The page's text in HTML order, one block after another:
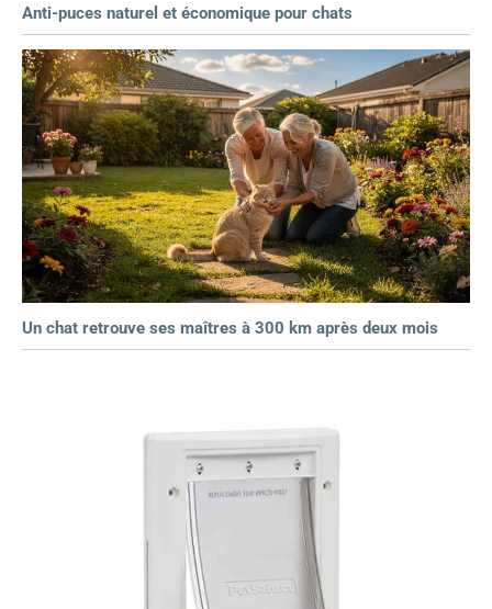
Anti-puces naturel et économique pour chats
Un chat retrouve ses maîtres à 300 km après deux mois